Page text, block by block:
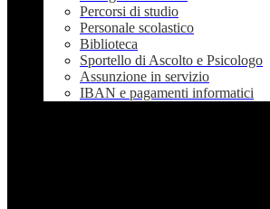
Percorsi di studio
Personale scolastico
Biblioteca
Sportello di Ascolto e Psicologo
Assunzione in servizio
IBAN e pagamenti informatici